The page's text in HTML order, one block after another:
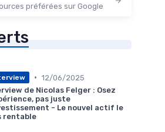
préférées sur Google
• 12/06/2025
de Nicolas Felger : Osez
pas juste
- Le nouvel actif le
rentable